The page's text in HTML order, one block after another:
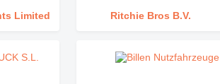
Limited Ritchie Bros B.V.